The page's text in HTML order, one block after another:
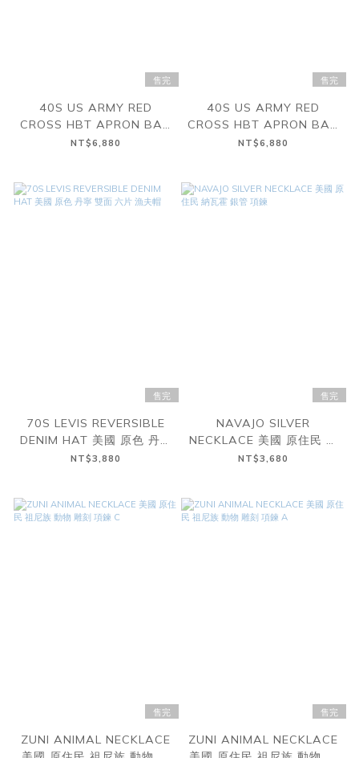
售完
40S US ARMY RED
CROSS HBT APRON BAG
美軍 二戰 人字紋 圍裙 側背
NT$6,880
售完
40S US ARMY RED
CROSS HBT APRON BAG
美軍 二戰 人字紋 圍裙 側背
NT$6,880
售完
70S LEVIS REVERSIBLE
DENIM HAT 美國 原色 丹寧
雙面 六片 漁夫帽
NT$3,880
售完
NAVAJO SILVER
NECKLACE 美國 原住民 納
瓦霍 銀管 項鍊
NT$3,680
售完
ZUNI ANIMAL NECKLACE
售完
ZUNI ANIMAL NECKLACE